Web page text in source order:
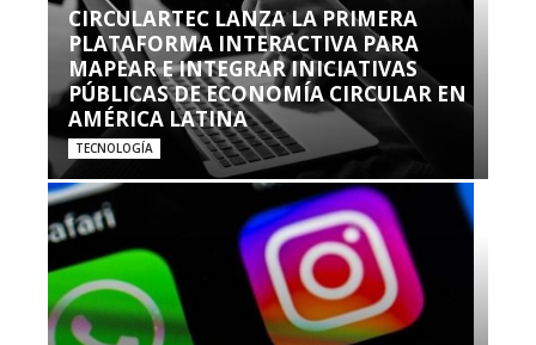
CIRCULARTEC LANZA LA PRIMERA
PLATAFORMA INTERACTIVA PARA
MAPEAR E INTEGRAR INICIATIVAS
PÚBLICAS DE ECONOMÍA CIRCULAR EN
AMÉRICA LATINA
TECNOLOGÍA